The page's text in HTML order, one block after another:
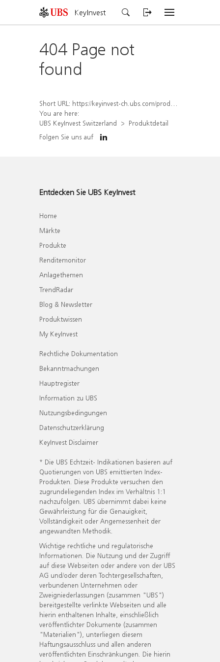
KeyInvest
404 Page not
found
Short URL: https://keyinvest-ch.ubs.com/produkt/detail/index/isin/CH1567423228
You are here:
UBS KeyInvest Switzerland
Produktdetail
Folgen Sie uns auf
Entdecken Sie UBS KeyInvest
Home
Märkte
Produkte
Renditemonitor
Anlagethemen
TrendRadar
Blog & Newsletter
Produktwissen
My KeyInvest
Rechtliche Dokumentation
Bekanntmachungen
Hauptregister
Information zu UBS
Nutzungsbedingungen
Datenschutzerklärung
KeyInvest Disclaimer
* Die UBS Echtzeit- Indikationen basieren auf
Quotierungen von UBS emittierten Index-
Produkten. Diese Produkte versuchen den
zugrundeliegenden Index im Verhältnis 1:1
nachzufolgen. UBS übernimmt dabei keine
Gewährleistung für die Genauigkeit,
Vollständigkeit oder Angemessenheit der
angewandten Methodik.
Wichtige rechtliche und regulatorische
Informationen. Die Nutzung und der Zugriff
auf diese Webseiten oder andere von der UBS
AG und/oder deren Tochtergesellschaften,
verbundenen Unternehmen oder
Zweigniederlassungen (zusammen "UBS")
bereitgestellte verlinkte Webseiten und alle
hierin enthaltenen Inhalte, einschließlich
veröffentlichter Dokumente (zusammen
"Materialien"), unterliegen diesem
Haftungsausschluss und allen anderen
veröffentlichten Einschränkungen. Die hierin